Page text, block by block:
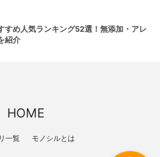
すめ人気ランキング52選！無添加・アレ
紹介
HOME
一覧 モノシルとは